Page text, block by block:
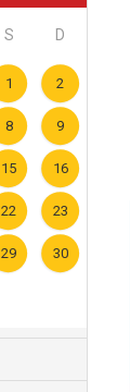
S D
1 2
8 9
15 16
22 23
29 30